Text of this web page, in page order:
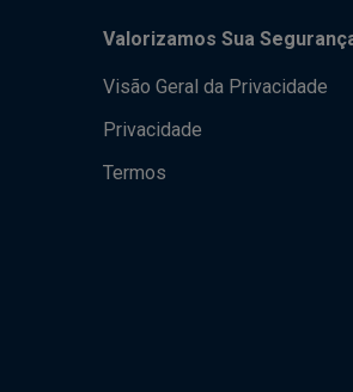
Valorizamos Sua
Visão Geral da Privacidade
Privacidade
Termos